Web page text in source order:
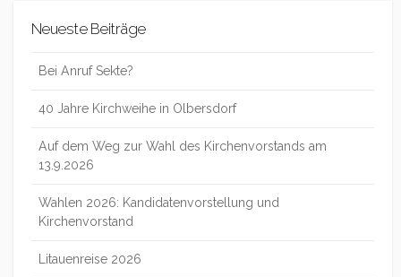
Neueste Beiträge
Bei Anruf Sekte?
40 Jahre Kirchweihe in Olbersdorf
Auf dem Weg zur Wahl des Kirchenvorstands am
13.9.2026
Wahlen 2026: Kandidatenvorstellung und
Kirchenvorstand
Litauenreise 2026